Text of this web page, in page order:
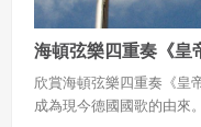
海頓弦樂四重奏《皇
欣賞海頓弦樂四重奏《皇
成為現今德國國歌的由來。